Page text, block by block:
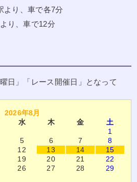
より、車で各7分
り、車で12分
日」「レース開催日」となって
2026年8月
水 木 金
土
1
5 6 7
8
12 13 14
15
19 20 21
22
26 27 28
29